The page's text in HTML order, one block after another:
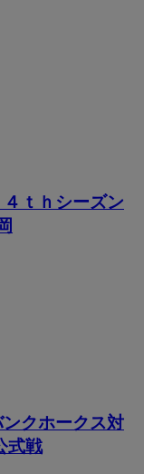
ｔｈシーズン
ンクホークス対
式戦